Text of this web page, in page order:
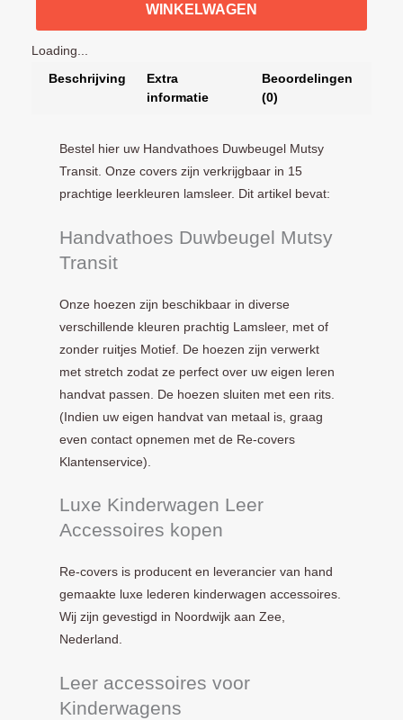
WINKELWAGEN
Loading...
Beschrijving
Extra
informatie
Beoordelingen
(0)
Bestel hier uw Handvathoes Duwbeugel Mutsy
Transit. Onze covers zijn verkrijgbaar in 15
prachtige leerkleuren lamsleer. Dit artikel bevat:
Handvathoes Duwbeugel Mutsy
Transit
Onze hoezen zijn beschikbaar in diverse
verschillende kleuren prachtig Lamsleer, met of
zonder ruitjes Motief. De hoezen zijn verwerkt
met stretch zodat ze perfect over uw eigen leren
handvat passen. De hoezen sluiten met een rits.
(Indien uw eigen handvat van metaal is, graag
even contact opnemen met de Re-covers
Klantenservice).
Luxe Kinderwagen Leer
Accessoires kopen
Re-covers is producent en leverancier van hand
gemaakte luxe lederen kinderwagen accessoires.
Wij zijn gevestigd in Noordwijk aan Zee,
Nederland.
Leer accessoires voor
Kinderwagens